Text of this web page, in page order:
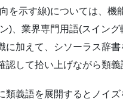
を示す線)については、
)、業界専門用語(スイン
に加えて、シソーラス辞
認して拾い上げながら類義
類義語を展開するとノイ